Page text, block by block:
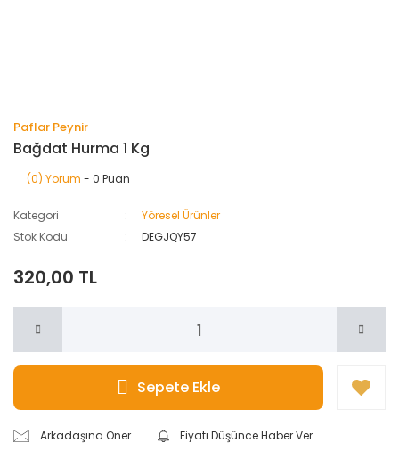
Paflar Peynir
Bağdat Hurma 1 Kg
(0) Yorum - 0 Puan
Kategori
Yöresel Ürünler
Stok Kodu
DEGJQY57
320,00 TL
Sepete Ekle
Arkadaşına Öner
Fiyatı Düşünce Haber Ver